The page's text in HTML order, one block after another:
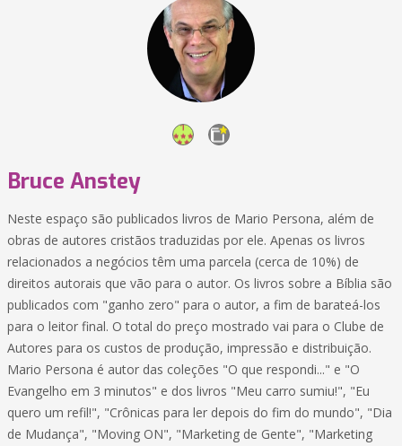
Bruce Anstey
Neste espaço são publicados livros de Mario Persona, além de
obras de autores cristãos traduzidas por ele. Apenas os livros
relacionados a negócios têm uma parcela (cerca de 10%) de
direitos autorais que vão para o autor. Os livros sobre a Bíblia são
publicados com "ganho zero" para o autor, a fim de barateá-los
para o leitor final. O total do preço mostrado vai para o Clube de
Autores para os custos de produção, impressão e distribuição.
Mario Persona é autor das coleções "O que respondi..." e "O
Evangelho em 3 minutos" e dos livros "Meu carro sumiu!", "Eu
quero um refil!", "Crônicas para ler depois do fim do mundo", "Dia
de Mudança", "Moving ON", "Marketing de Gente", "Marketing